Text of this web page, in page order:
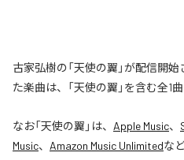
古家弘樹の「天使の翼」が配信開
た楽曲は、「天使の翼」を含む全1
なお「天使の翼 」は、 Apple Music、
Music、 Amazon Music Unlimitedな